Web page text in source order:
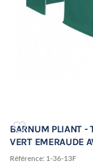
BARNUM PLIANT -
VERT EMERAUDE
Référence: 1-36-13F